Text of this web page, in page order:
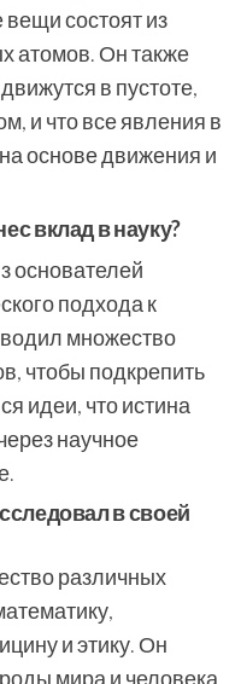
вещи состоят из
атомов. Он также
в пустоте,
и что все явления в
основе движения и
вклад в науку?
основателей
подхода к
множество
чтобы подкрепить
идеи, что истина
научное
в своей
различных
и этику. Он
мира и человека,